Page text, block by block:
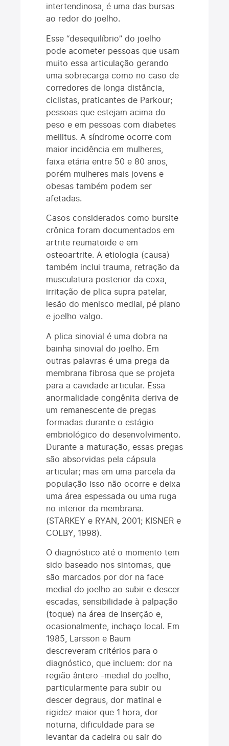
intertendinosa, é uma das bursas
ao redor do joelho.
Esse “desequilíbrio” do joelho
pode acometer pessoas que usam
muito essa articulação gerando
uma sobrecarga como no caso de
corredores de longa distância,
ciclistas, praticantes de Parkour;
pessoas que estejam acima do
peso e em pessoas com diabetes
mellitus. A síndrome ocorre com
maior incidência em mulheres,
faixa etária entre 50 e 80 anos,
porém mulheres mais jovens e
obesas também podem ser
afetadas.
Casos considerados como bursite
crônica foram documentados em
artrite reumatoide e em
osteoartrite. A etiologia (causa)
também inclui trauma, retração da
musculatura posterior da coxa,
irritação de plica supra patelar,
lesão do menisco medial, pé plano
e joelho valgo.
A plica sinovial é uma dobra na
bainha sinovial do joelho. Em
outras palavras é uma prega da
membrana fibrosa que se projeta
para a cavidade articular. Essa
anormalidade congênita deriva de
um remanescente de pregas
formadas durante o estágio
embriológico do desenvolvimento.
Durante a maturação, essas pregas
são absorvidas pela cápsula
articular; mas em uma parcela da
população isso não ocorre e deixa
uma área espessada ou uma ruga
no interior da membrana.
(STARKEY e RYAN, 2001; KISNER e
COLBY, 1998).
O diagnóstico até o momento tem
sido baseado nos sintomas, que
são marcados por dor na face
medial do joelho ao subir e descer
escadas, sensibilidade à palpação
(toque) na área de inserção e,
ocasionalmente, inchaço local. Em
1985, Larsson e Baum
descreveram critérios para o
diagnóstico, que incluem: dor na
região ântero -medial do joelho,
particularmente para subir ou
descer degraus, dor matinal e
rigidez maior que 1 hora, dor
noturna, dificuldade para se
levantar da cadeira ou sair do